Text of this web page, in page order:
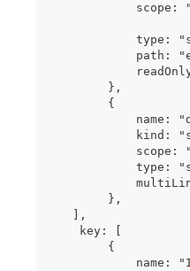
scope:
type:
path:
        },
        {
name:
kind:
scope:
type:
        },
   ],
    key: [
        {
name: